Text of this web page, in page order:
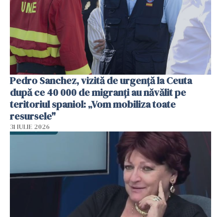
Pedro Sanchez, vizită de urgență la Ceuta
după ce 40 000 de migranți au năvălit pe
teritoriul spaniol: „Vom mobiliza toate
resursele"
31 IULIE 2026